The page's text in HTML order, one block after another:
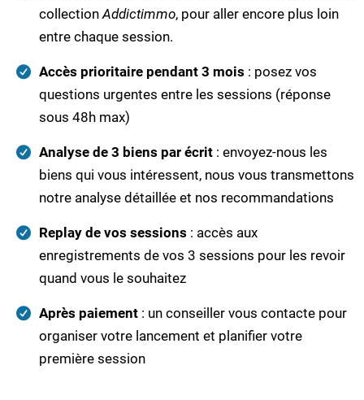
collection Addictimmo, pour aller encore plus loin
entre chaque session.
Accès prioritaire pendant 3 mois : posez vos
questions urgentes entre les sessions (réponse
sous 48h max)
Analyse de 3 biens par écrit : envoyez-nous les
biens qui vous intéressent, nous vous transmettons
notre analyse détaillée et nos recommandations
Replay de vos sessions : accès aux
enregistrements de vos 3 sessions pour les revoir
quand vous le souhaitez
Après paiement : un conseiller vous contacte pour
organiser votre lancement et planifier votre
première session